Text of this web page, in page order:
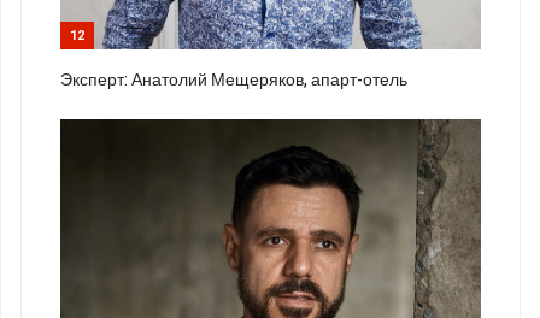
12
Эксперт: Анатолий Мещеряков, апарт-отель